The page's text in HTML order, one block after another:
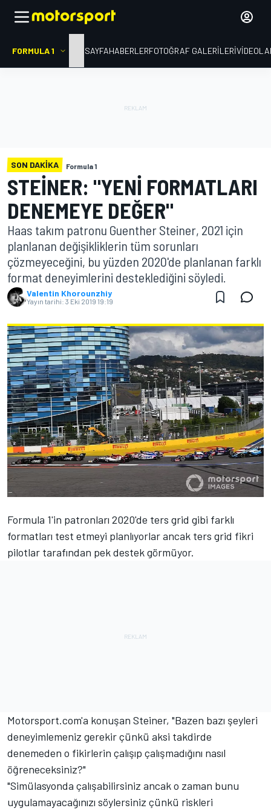
FORMULA 1 ANA SAYFAHABERLERFOTOĞRAF GALERILERI
SON DAKIKA Formula 1
STEINER: "YENI FORMATLARI
DENEMEYE DEĞER"
Haas takım patronu Guenther Steiner, 2021 için
planlanan değişikliklerin tüm sorunları
çözmeyeceğini, bu yüzden 2020'de planlanan farklı
format deneyimlerini desteklediğini söyledi.
Valentin Khorounzhiy
Yayın tarihi: 3 Eki 2019 19:19
Formula 1'in patronları 2020'de ters grid gibi farklı
formatları test etmeyi planlıyorlar ancak ters grid fikri
pilotlar tarafından pek destek görmüyor.
Motorsport.com'a konuşan Steiner, "Bazen bazı şeyleri
deneyimlemeniz gerekir çünkü aksi takdirde
denemeden o fikirlerin çalışıp çalışmadığını nasıl
öğreneceksiniz?"
"Simülasyonda çalışabilirsiniz ancak o zaman bunu
uygulamayacağınızı söylersiniz çünkü riskleri